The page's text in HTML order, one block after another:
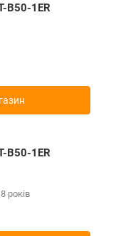
B50-1ER
B50-1ER
років